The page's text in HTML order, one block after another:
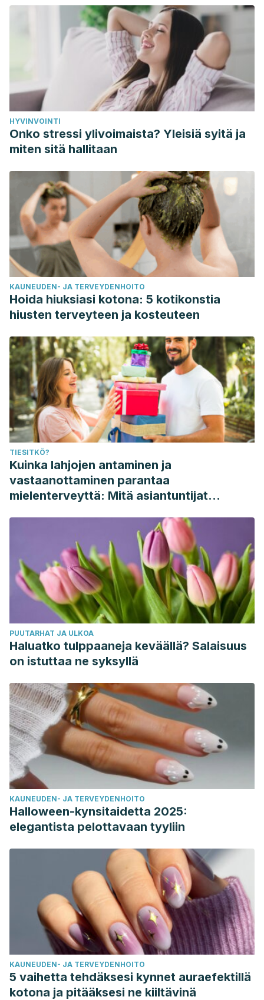
Congote, Ana Lucía.,Álvarez Cadavid, Catalina. (2007).
Elaboración de un producto desrizante para el cabello a
base de ingredientes naturales.
Al-Waili NS (2001). Therapeutic and prophylactic effects of
crude honey on chronic seborrheic dermatitis and
dandruff. European Journal of Medical Research; 6(7):
306-308. PMID: 11485891.
VV.AA. (2019).Hair smoothing treatments: Perceptions and
wrong practices among females in Saudi
HYVINVOINTI
Onko stressi ylivoimaista? Yleisiä syitä ja
miten sitä hallitaan
KAUNEUDEN- JA TERVEYDENHOITO
Hoida hiuksiasi kotona: 5 kotikonstia
hiusten terveyteen ja kosteuteen
TIESITKÖ?
Kuinka lahjojen antaminen ja
vastaanottaminen parantaa
mielenterveyttä: Mitä asiantuntijat
PUUTARHAT JA ULKOA
Haluatko tulppaaneja keväällä? Salaisuus
on istuttaa ne syksyllä
KAUNEUDEN- JA TERVEYDENHOITO
Halloween-kynsitaidetta 2025:
elegantista pelottavaan tyyliin
KAUNEUDEN- JA TERVEYDENHOITO
5 vaihetta tehdäksesi kynnet auraefektillä
kotona ja pitääksesi ne kiiltävinä